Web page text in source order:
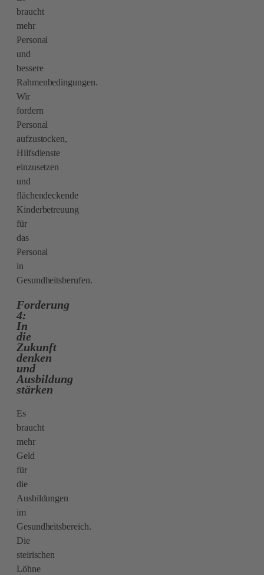
braucht
mehr
Personal
und
bessere
Rahmenbedingungen.
Wir
fordern
Personal
aufzustocken,
Hilfsdienste
einzusetzen
und
flächendeckende
Kinderbetreuung
für
das
Personal
in
Gesundheitsberufen.
Forderung
4:
In
die
Zukunft
denken
und
Ausbildung
stärken
Es
braucht
mehr
Geld
für
die
Ausbildungen
im
Gesundheitsbereich.
Die
steirischen
Löhne